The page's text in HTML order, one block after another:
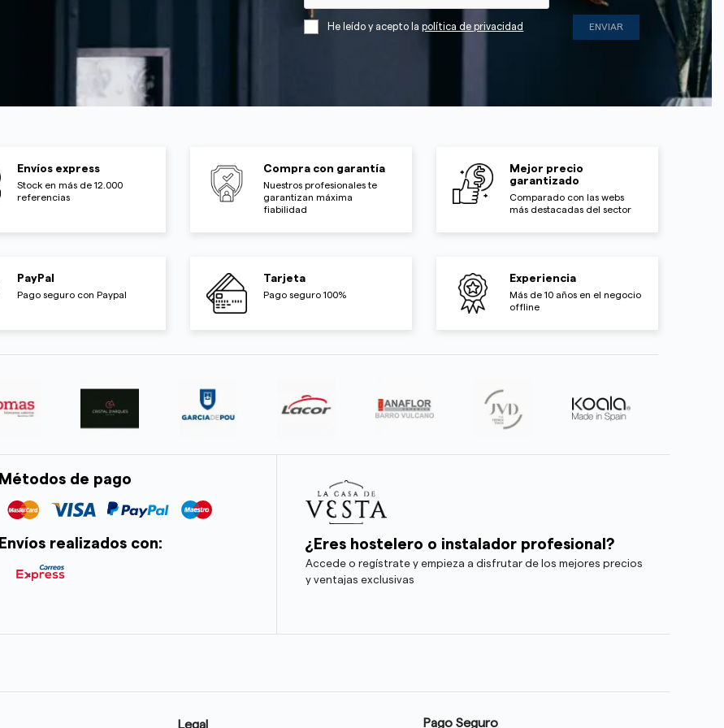
He leído y acepto lapolítica de privacidad
Envíos express
Stock en más de 12.000
referencias
Compra con garantía
Nuestros profesionales te
garantizan máxima
fiabilidad
Mejor precio
garantizado
Comparado con las webs
más destacadas del sector
PayPal
Pago seguro con Paypal
Tarjeta
Pago seguro 100%
Experiencia
Más de 10 años en el negocio
offline
Métodos de pago
Envíos realizados con: ¿Eres hostelero o instalador profesional?
Accede o regístrate y empieza a disfrutar de los mejores precios
y ventajas exclusivas
Legal Pago Seguro